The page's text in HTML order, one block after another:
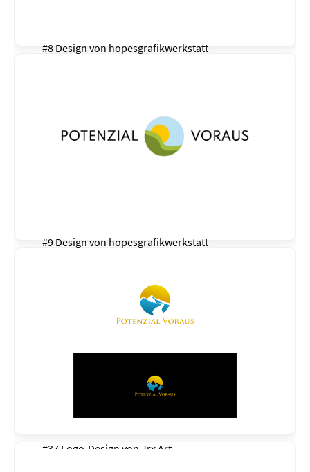
#8 Design von hopesgrafikwerkstatt
#9 Design von hopesgrafikwerkstatt
#37 Logo-Design von Jrx Art